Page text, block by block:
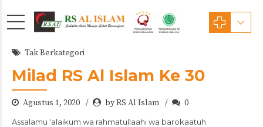
Tak Berkategori
Milad RS Al Islam Ke 30
Agustus 1, 2020 by RS Al Islam 0
Assalamu ‘alaikum wa rahmatullaahi wa barokaatuh